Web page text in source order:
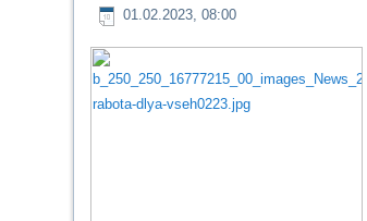
01.02.2023, 08:00